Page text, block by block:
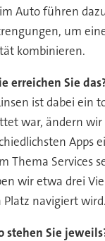
Auto führen
um
kombinieren.
erreichen Sie
ist dabei ein
war, ändern
Thema Services
wir etwa drei
navigiert
stehen Sie